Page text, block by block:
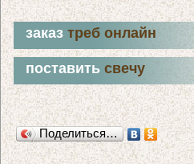
заказтреб онлайн
поставитьсвечу
Поделиться…